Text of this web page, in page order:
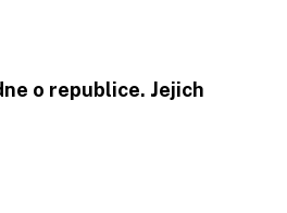
o republice. Jejich